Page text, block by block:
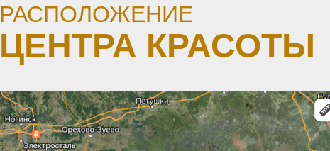
РАСПОЛОЖЕНИЕ
ЦЕНТРА КРАСОТЫ